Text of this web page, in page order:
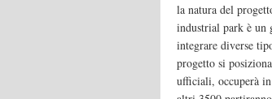
la natura del
industrial park è un
integrare diverse
progetto si
ufficiali, occuperà